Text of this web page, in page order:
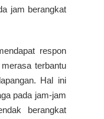
jam berangkat
respon
terbantu
Hal ini
pada jam-jam
berangkat